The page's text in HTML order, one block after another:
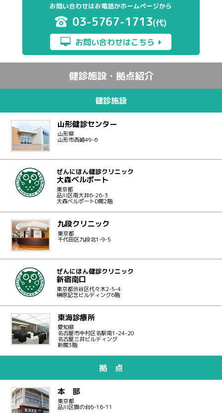
お問い合わせはお電話かホームページから
03-5767-1713(代)
お問い合わせはこちら
健診施設・拠点紹介
健診施設
山形健診センター
山形県
山形市西崎49-6
ぜんにほん健診クリニック
大森ベルポート
東京都
品川区南大井6-26-3
大森ベルポートD館2階
九段クリニック
東京都
千代田区九段北1-9-5
ぜんにほん健診クリニック
新宿南口
東京都渋谷区代々木2-5-4
榊原記念ビルディング6階
東海診療所
愛知県
名古屋市中村区名駅南1-24-20
名古屋三井ビルディング
新館3階
拠 点
本 部
東京都
品川区旗の台6-16-11